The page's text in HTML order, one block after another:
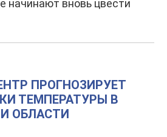
начинают вновь цвести
ПРОГНОЗИРУЕТ
ТЕМПЕРАТУРЫ В
ОБЛАСТИ